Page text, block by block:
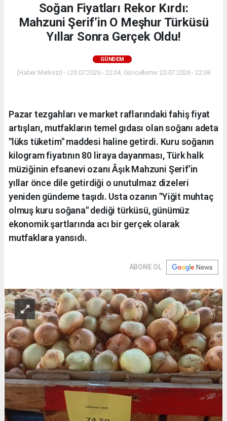
Soğan Fiyatları Rekor Kırdı:
Mahzuni Şerif’in O Meşhur Türküsü
Yıllar Sonra Gerçek Oldu!
GÜNDEM
(Haber Merkezi) - | 20.07.2026 - 22:04, Güncelleme: 20.07.2026 - 22:38
Pazar tezgahları ve market raflarındaki fahiş fiyat
artışları, mutfakların temel gıdası olan soğanı adeta
"lüks tüketim" maddesi haline getirdi. Kuru soğanın
kilogram fiyatının 80 liraya dayanması, Türk halk
müziğinin efsanevi ozanı Âşık Mahzuni Şerif’in
yıllar önce dile getirdiği o unutulmaz dizeleri
yeniden gündeme taşıdı. Usta ozanın "Yiğit muhtaç
olmuş kuru soğana" dediği türküsü, günümüz
ekonomik şartlarında acı bir gerçek olarak
mutfaklara yansıdı.
ABONE OL